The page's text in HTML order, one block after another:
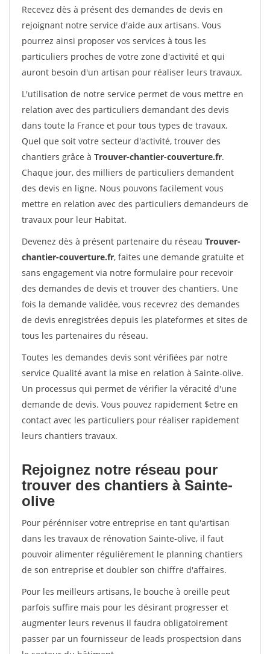
Recevez dès à présent des demandes de devis en
rejoignant notre service d'aide aux artisans. Vous
pourrez ainsi proposer vos services à tous les
particuliers proches de votre zone d'activité et qui
auront besoin d'un artisan pour réaliser leurs travaux.
L'utilisation de notre service permet de vous mettre en
relation avec des particuliers demandant des devis
dans toute la France et pour tous types de travaux.
Quel que soit votre secteur d'activité, trouver des
chantiers grâce à Trouver-chantier-couverture.fr.
Chaque jour, des milliers de particuliers demandent
des devis en ligne. Nous pouvons facilement vous
mettre en relation avec des particuliers demandeurs de
travaux pour leur Habitat.
Devenez dès à présent partenaire du réseau Trouver-
chantier-couverture.fr, faites une demande gratuite et
sans engagement via notre formulaire pour recevoir
des demandes de devis et trouver des chantiers. Une
fois la demande validée, vous recevrez des demandes
de devis enregistrées depuis les plateformes et sites de
tous les partenaires du réseau.
Toutes les demandes devis sont vérifiées par notre
service Qualité avant la mise en relation à Sainte-olive.
Un processus qui permet de vérifier la véracité d'une
demande de devis. Vous pouvez rapidement $etre en
contact avec les particuliers pour réaliser rapidement
leurs chantiers travaux.
Rejoignez notre réseau pour
trouver des chantiers à Sainte-
olive
Pour pérénniser votre entreprise en tant qu'artisan
dans les travaux de rénovation Sainte-olive, il faut
pouvoir alimenter régulièrement le planning chantiers
de son entreprise et doubler son chiffre d'affaires.
Pour les meilleurs artisans, le bouche à oreille peut
parfois suffire mais pour les désirant progresser et
augmenter leurs revenus il faudra obligatoirement
passer par un fournisseur de leads prospectsion dans